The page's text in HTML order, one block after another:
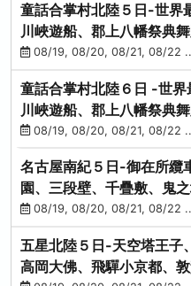
童話合掌村北陸５日-世界
川峽遊船、郡上八幡祭典
松葉蟹、金箔冰淇淋
08/19, 08/20, 08/21, 08/22
童話合掌村北陸６日 -世
川峽遊船、郡上八幡祭典
松葉蟹、金箔冰淇淋
08/19, 08/20, 08/21, 08/22
名古屋南紀５日-御在所纜
園、三段壁、千疊敷、鬼
勢龍蝦溫泉
08/19, 08/20, 08/21, 08/22
五星北陸５日-天空塔王子
高岡大佛、飛驒小京都、